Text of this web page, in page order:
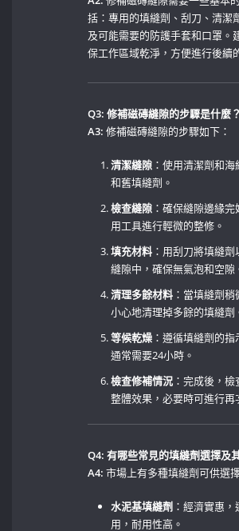
括：專用的填縫劑、刮刀、清潔
及可能需要的防護手套和口罩。
保工作區域乾淨，方便進行後續
Q3: 修補磁磚縫隙的步驟是什麼？
A3: 修補磁磚縫隙的步驟如下：
清潔縫隙 ：使用清潔劑和
和舊填縫劑。
檢查縫隙 ：確保縫隙邊緣
用工具進行輕微的整修。
填充材料 ：用刮刀將填縫
縫隙中，確保無氣泡和空隙
清理多餘材料 ：當填縫劑
小心地清理掉多餘的填縫劑
等候乾燥 ：遵循填縫劑的
通常需要24小時。
檢查修補情況 ：完成後，
整體效果，必要時可進行再
Q4: 有哪些常見的填縫劑選擇及
A4: 市場上有多種填縫劑可供選
水泥基填縫劑 ：經濟實惠
用，耐用性高。